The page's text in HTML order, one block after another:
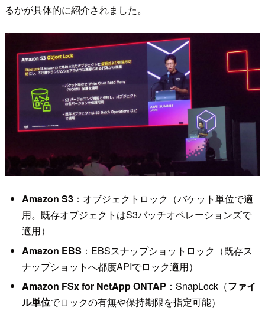
るかが具体的に紹介されました。
Amazon S3：オブジェクトロック（バケット単位で適
用。既存オブジェクトはS3バッチオペレーションズで
適用）
Amazon EBS ：EBSスナップショットロック（既存ス
ナップショットへ都度APIでロック適用）
Amazon FSx for NetApp ONTAP ：SnapLock（ファイ
ル単位でロックの有無や保持期限を指定可能）